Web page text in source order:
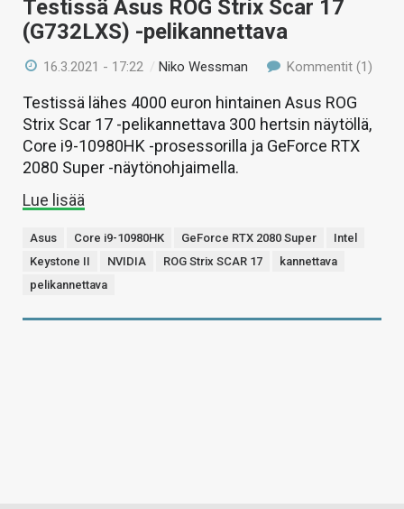
Testissä Asus ROG Strix Scar 17
(G732LXS) -pelikannettava
16.3.2021 - 17:22 / Niko Wessman Kommentit (1)
Testissä lähes 4000 euron hintainen Asus ROG
Strix Scar 17 -pelikannettava 300 hertsin näytöllä,
Core i9-10980HK -prosessorilla ja GeForce RTX
2080 Super -näytönohjaimella.
Lue lisää
Asus Core i9-10980HK GeForce RTX 2080 Super
Intel
Keystone II
NVIDIA ROG Strix SCAR 17
kannettava
pelikannettava